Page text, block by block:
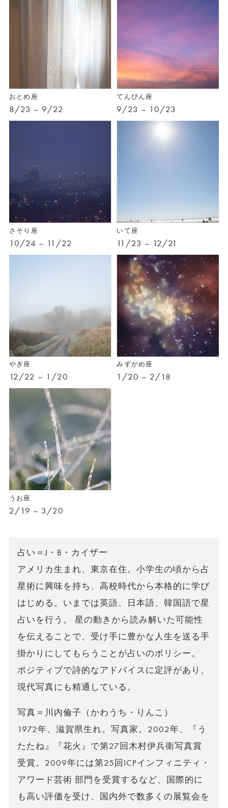
おとめ座
8/23 – 9/22
てんびん座
9/23 – 10/23
さそり座
10/24 – 11/22
いて座
11/23 – 12/21
やぎ座
12/22 – 1/20
みずがめ座
1/20 – 2/18
うお座
2/19 – 3/20
占い＝J・B・カイザー
アメリカ生まれ、東京在住。小学生の頃から占
星術に興味を持ち、高校時代から本格的に学び
はじめる。いまでは英語、日本語、韓国語で星
占いを行う。 星の動きから読み解いた可能性
を伝えることで、受け手に豊かな人生を送る手
掛かりにしてもらうことが占いのポリシー。
ポジティブで詩的なアドバイスに定評があり、
現代写真にも精通している。
写真＝川内倫子（かわうち・りんこ）
1972年、滋賀県生れ。写真家。2002年、『う
たたね』『花火』で第27回木村伊兵衛写真賞
受賞。2009年には第25回ICPインフィニティ・
アワード芸術 部門を受賞するなど、国際的に
も高い評価を受け、国内外で数多くの展覧会を